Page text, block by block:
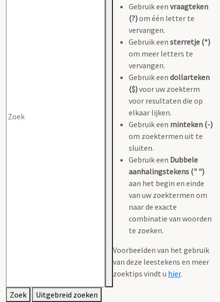
Gebruik een vraagteken
(?)om één letter te
vervangen.
Gebruik een sterretje (*)
om meer letters te
vervangen.
Gebruik een dollarteken
($)voor uw zoekterm
voor resultaten die op
elkaar lijken.
Gebruik een minteken (-)
om zoektermen uit te
sluiten.
Gebruik een Dubbele
aanhalingstekens (" ")
aan het begin en einde
van uw zoektermen om
naar de exacte
combinatie van woorden
te zoeken.
Voorbeelden van het gebruik
van deze leestekens en meer
zoektips vindt u hier.
Zoek
Uitgebreid zoeken